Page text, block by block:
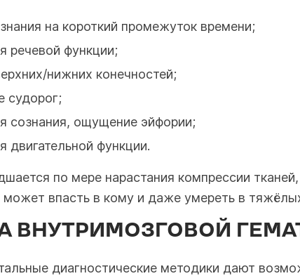
на короткий промежуток времени;
речевой функции;
нижних конечностей;
судорог;
сознания, ощущение эйфории;
двигательной функции.
по мере нарастания компрессии
может впасть в кому и даже умереть в
ВНУТРИМОЗГОВОЙ
диагностические методики дают